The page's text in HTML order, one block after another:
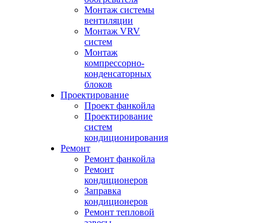
Монтаж системы
вентиляции
Монтаж VRV
систем
Монтаж
компрессорно-
конденсаторных
блоков
Проектирование
Проект фанкойла
Проектирование
систем
кондиционирования
Ремонт
Ремонт фанкойла
Ремонт
кондиционеров
Заправка
кондиционеров
Ремонт тепловой